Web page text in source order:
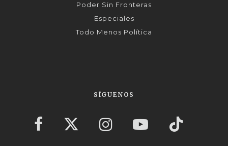
Poder Sin Fronteras
Especiales
Todo Menos Política
SÍGUENOS